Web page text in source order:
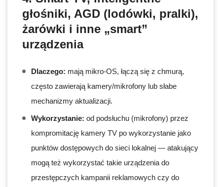
głośniki, AGD (lodówki, pralki),
żarówki i inne „smart”
urządzenia
Dlaczego: mają mikro-OS, łączą się z chmurą,
często zawierają kamery/mikrofony lub słabe
mechanizmy aktualizacji.
Wykorzystanie: od podsłuchu (mikrofony) przez
kompromitację kamery TV po wykorzystanie jako
punktów dostępowych do sieci lokalnej — atakujący
mogą też wykorzystać takie urządzenia do
przestępczych kampanii reklamowych czy do